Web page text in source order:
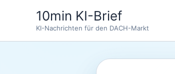
10min KI-Brief
KI-Nachrichten für den DACH-Markt